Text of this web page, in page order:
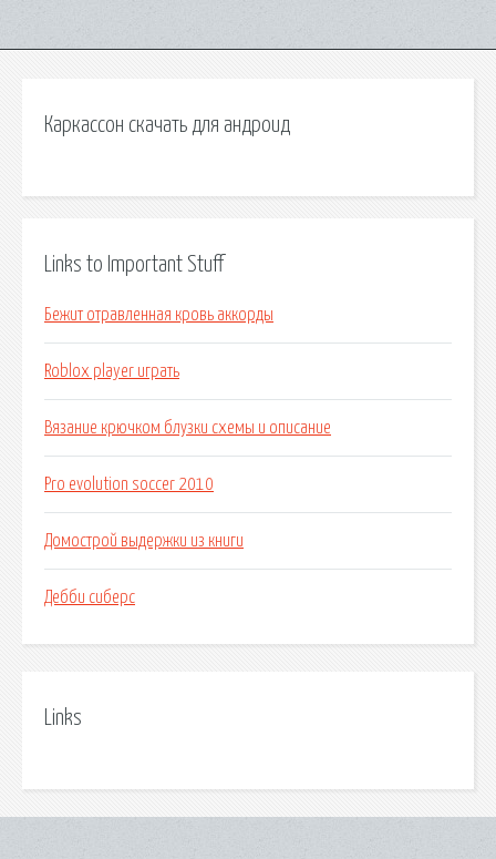
Каркассон скачать для андроид
Links to Important Stuff
Бежит отравленная кровь аккорды
Roblox player играть
Вязание крючком блузки схемы и описание
Pro evolution soccer 2010
Домострой выдержки из книги
Дебби сиберс
Links